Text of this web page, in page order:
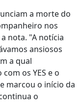
a morte do
nos
nota. "A notícia
ansiosos
a qual
os YES e o
marcou o início da
o